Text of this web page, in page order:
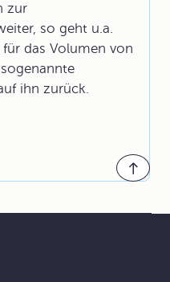
zur
so geht u.a.
das Volumen von
ihn zurück.